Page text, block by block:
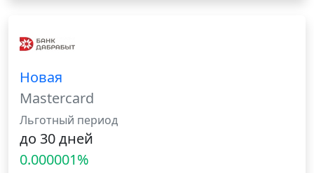
Новая
Mastercard
Льготный период
до 30 дней
0.000001%